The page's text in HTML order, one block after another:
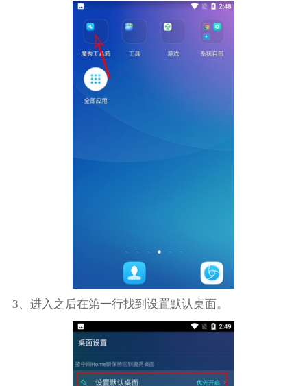
3、进入之后在第一行找到设置默认桌面。